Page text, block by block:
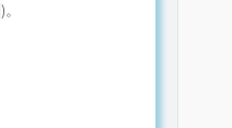
)。